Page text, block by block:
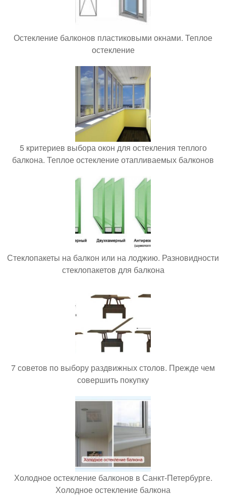
Остекление балконов пластиковыми окнами. Теплое
остекление
5 критериев выбора окон для остекления теплого
балкона. Теплое остекление отапливаемых балконов
Стеклопакеты на балкон или на лоджию. Разновидности
стеклопакетов для балкона
7 советов по выбору раздвижных столов. Прежде чем
совершить покупку
Холодное остекление балконов в Санкт-Петербурге.
Холодное остекление балкона